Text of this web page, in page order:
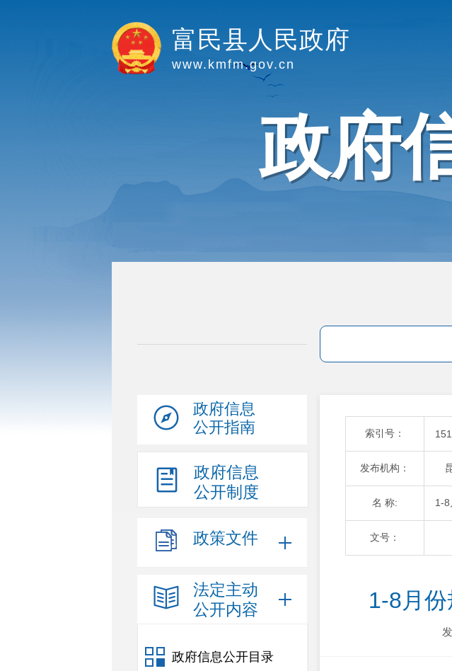
富民县人民政府
www.kmfm.gov.cn
政府
政府信息
公开指南
政府信息
公开制度
政策文件
法定主动
公开内容
政府信息公开目录
索引号：
发布机构：
名 称: 1-8
文号：
1-8月